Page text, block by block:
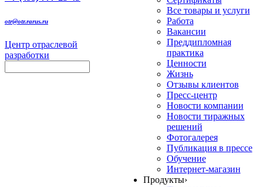
otr@otr.rarus.ru
Центр отраслевой
разработки
Все товары и услуги
Работа
Вакансии
Преддипломная
практика
Ценности
Жизнь
Отзывы клиентов
Пресс-центр
Новости компании
Новости тиражных
решений
Фотогалерея
Публикация в прессе
Обучение
Интернет-магазин
Продукты›